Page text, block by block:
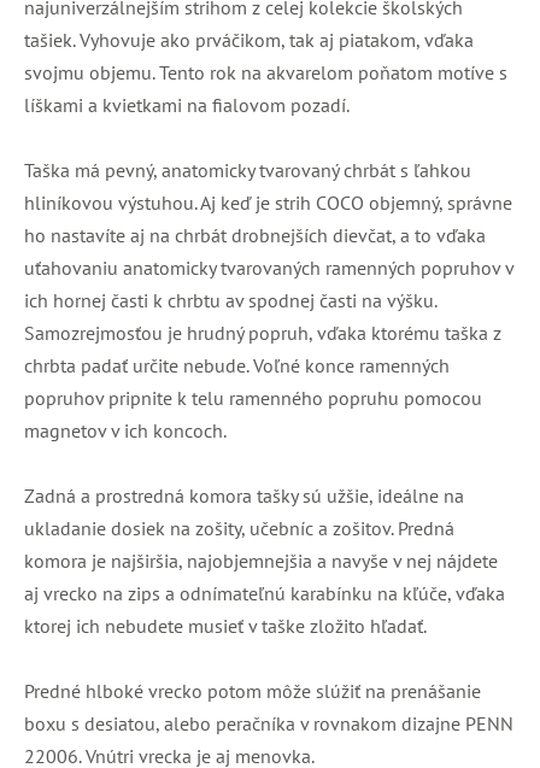
najuniverzálnejším strihom z celej kolekcie školských
tašiek. Vyhovuje ako prváčikom, tak aj piatakom, vďaka
svojmu objemu. Tento rok na akvarelom poňatom motíve s
líškami a kvietkami na fialovom pozadí.
Taška má pevný, anatomicky tvarovaný chrbát s ľahkou
hliníkovou výstuhou. Aj keď je strih COCO objemný, správne
ho nastavíte aj na chrbát drobnejších dievčat, a to vďaka
uťahovaniu anatomicky tvarovaných ramenných popruhov v
ich hornej časti k chrbtu av spodnej časti na výšku.
Samozrejmosťou je hrudný popruh, vďaka ktorému taška z
chrbta padať určite nebude. Voľné konce ramenných
popruhov pripnite k telu ramenného popruhu pomocou
magnetov v ich koncoch.
Zadná a prostredná komora tašky sú užšie, ideálne na
ukladanie dosiek na zošity, učebníc a zošitov. Predná
komora je najširšia, najobjemnejšia a navyše v nej nájdete
aj vrecko na zips a odnímateľnú karabínku na kľúče, vďaka
ktorej ich nebudete musieť v taške zložito hľadať.
Predné hlboké vrecko potom môže slúžiť na prenášanie
boxu s desiatou, alebo peračníka v rovnakom dizajne PENN
22006. Vnútri vrecka je aj menovka.